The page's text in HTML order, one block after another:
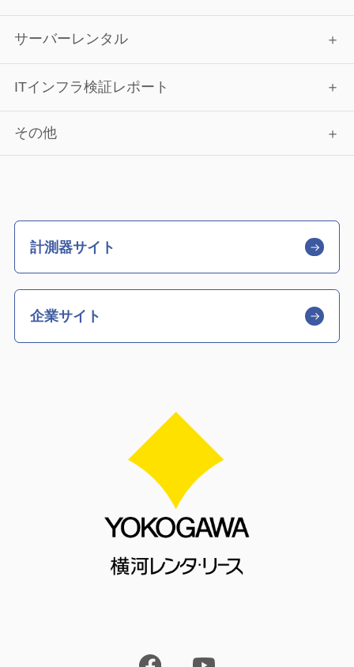
サーバーレンタル
ITインフラ検証レポート
その他
計測器サイト
企業サイト